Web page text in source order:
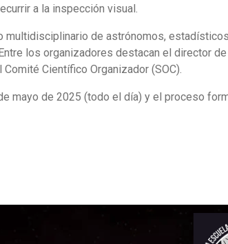
a la inspección visual.
multidisciplinario de astrónomos,
los organizadores destacan el director
Científico Organizador (SOC).
mayo de 2025 (todo el día) y el proceso